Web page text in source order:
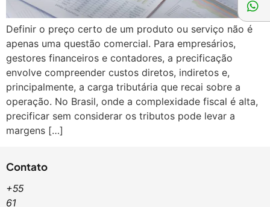
Definir o preço certo de um produto ou serviço não é
apenas uma questão comercial. Para empresários,
gestores financeiros e contadores, a precificação
envolve compreender custos diretos, indiretos e,
principalmente, a carga tributária que recai sobre a
operação. No Brasil, onde a complexidade fiscal é alta,
precificar sem considerar os tributos pode levar a
margens […]
Contato
+55
61